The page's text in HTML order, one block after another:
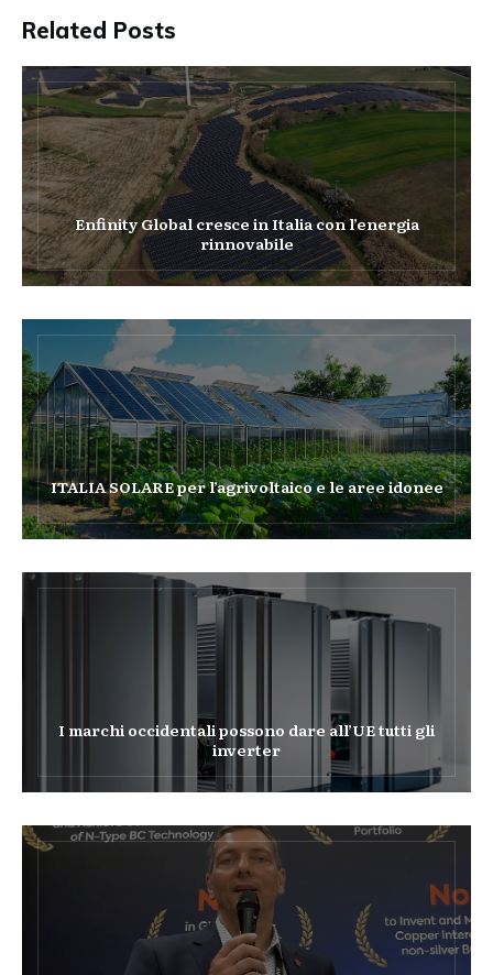
Related Posts
Enfinity Global cresce in Italia con l’energia
rinnovabile
ITALIA SOLARE per l’agrivoltaico e le aree idonee
I marchi occidentali possono dare all’UE tutti gli
inverter